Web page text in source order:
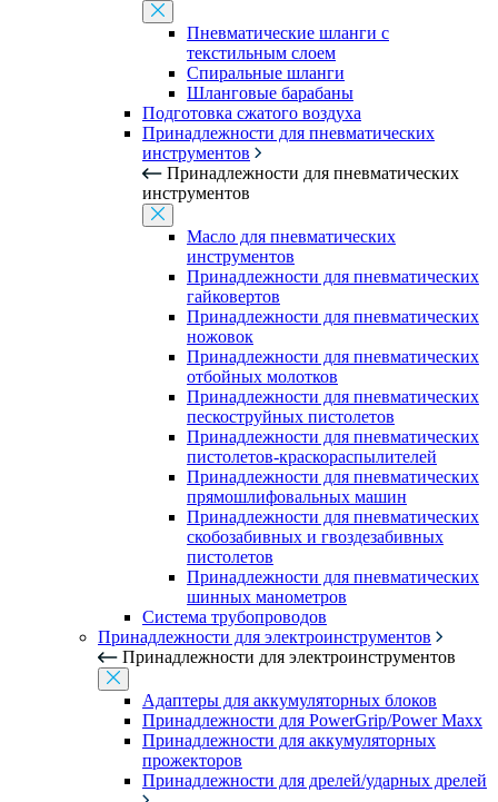
Пневматические шланги с
текстильным слоем
Спиральные шланги
Шланговые барабаны
Подготовка сжатого воздуха
Принадлежности для пневматических
инструментов
Принадлежности для пневматических
инструментов
Масло для пневматических
инструментов
Принадлежности для пневматических
гайковертов
Принадлежности для пневматических
ножовок
Принадлежности для пневматических
отбойных молотков
Принадлежности для пневматических
пескоструйных пистолетов
Принадлежности для пневматических
пистолетов-краскораспылителей
Принадлежности для пневматических
прямошлифовальных машин
Принадлежности для пневматических
скобозабивных и гвоздезабивных
пистолетов
Принадлежности для пневматических
шинных манометров
Система трубопроводов
Принадлежности для электроинструментов
Принадлежности для электроинструментов
Адаптеры для аккумуляторных блоков
Принадлежности для PowerGrip/Power Maxx
Принадлежности для аккумуляторных
прожекторов
Принадлежности для дрелей/ударных дрелей